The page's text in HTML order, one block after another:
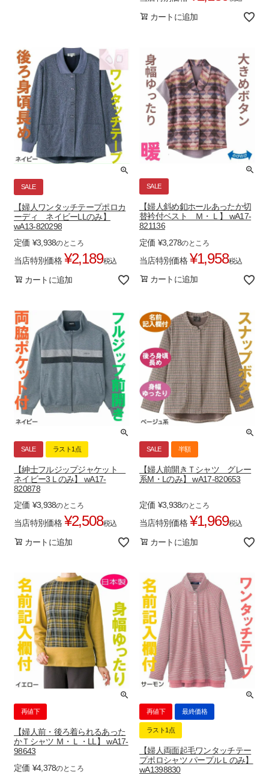
カートに追加
SALE
【婦人ワンタッチテープポロカ
ーディ ネイビーLLのみ】
wA13-820298
定価 ¥3,938のところ
当店特別価格 ¥2,189税込
カートに追加
SALE
【婦人斜め釦ホールあったか切
替衿付ベスト Ｍ・Ｌ】 wA17-
821136
定価 ¥3,278のところ
当店特別価格 ¥1,958税込
カートに追加
SALE ラスト1点
【紳士フルジップジャケット
ネイビー3Ｌのみ】 wA17-
820878
定価 ¥3,938のところ
当店特別価格 ¥2,508税込
カートに追加
SALE 半額
【婦人前開きＴシャツ グレー
系M・Lのみ】 wA17-820653
定価 ¥3,938のところ
当店特別価格 ¥1,969税込
カートに追加
再値下
【婦人前・後ろ着られるあった
かＴシャツ Ｍ・Ｌ・LL】 wA17-
98643
定価 ¥4,378のところ
再値下 最終価格
ラスト1点
【婦人両面起毛ワンタッチテー
プポロシャツ パープルＬのみ】
wA1398830